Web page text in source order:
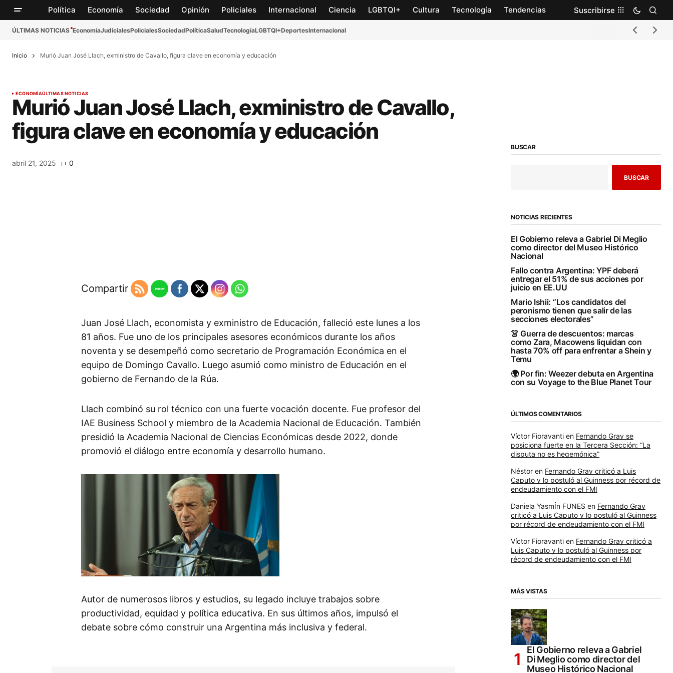
Política Economía Sociedad Opinión Policiales Internacional Ciencia LGBTQI+ Cultura Tecnología Tendencias Suscribirse
ÚLTIMAS NOTICIAS EconomíaJudicialesPolicialesSociedadPolíticaSaludTecnologíaLGBTQI+DeportesInternacional
Inicio Murió Juan José Llach, exministro de Cavallo, figura clave en economía y educación
ECONOMÍAÚLTIMAS NOTICIAS
Murió Juan José Llach, exministro de Cavallo,
figura clave en economía y educación
abril 21, 2025 0
Compartir
Juan José Llach, economista y exministro de Educación, falleció este lunes a los
81 años. Fue uno de los principales asesores económicos durante los años
noventa y se desempeñó como secretario de Programación Económica en el
equipo de Domingo Cavallo. Luego asumió como ministro de Educación en el
gobierno de Fernando de la Rúa.
Llach combinó su rol técnico con una fuerte vocación docente. Fue profesor del
IAE Business School y miembro de la Academia Nacional de Educación. También
presidió la Academia Nacional de Ciencias Económicas desde 2022, donde
promovió el diálogo entre economía y desarrollo humano.
Autor de numerosos libros y estudios, su legado incluye trabajos sobre
productividad, equidad y política educativa. En sus últimos años, impulsó el
debate sobre cómo construir una Argentina más inclusiva y federal.
BUSCAR
BUSCAR
NOTICIAS RECIENTES
El Gobierno releva a Gabriel Di Meglio
como director del Museo Histórico
Nacional
Fallo contra Argentina: YPF deberá
entregar el 51% de sus acciones por
juicio en EE.UU
Mario Ishii: “Los candidatos del
peronismo tienen que salir de las
secciones electorales”
👗 Guerra de descuentos: marcas
como Zara, Macowens liquidan con
hasta 70% off para enfrentar a Shein y
Temu
🌍 Por fin: Weezer debuta en Argentina
con su Voyage to the Blue Planet Tour
ÚLTIMOS COMENTARIOS
Víctor Fioravanti en Fernando Gray se
posiciona fuerte en la Tercera Sección: “La
disputa no es hegemónica”
Néstor en Fernando Gray criticó a Luis
Caputo y lo postuló al Guinness por récord de
endeudamiento con el FMI
Daniela YasmÍn FUNES en Fernando Gray
criticó a Luis Caputo y lo postuló al Guinness
por récord de endeudamiento con el FMI
Víctor Fioravanti en Fernando Gray criticó a
Luis Caputo y lo postuló al Guinness por
récord de endeudamiento con el FMI
MÁS VISTAS
El Gobierno releva a Gabriel
Di Meglio como director del
Museo Histórico Nacional